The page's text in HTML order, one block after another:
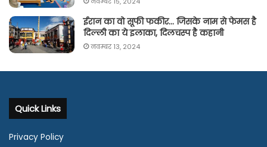
ईरान का वो सूफी फकीर… जिसके नाम से फेमस है
दिल्ली का ये इलाका, दिलचस्प है कहानी
नवम्बर 13, 2024
Quick Links
Privacy Policy